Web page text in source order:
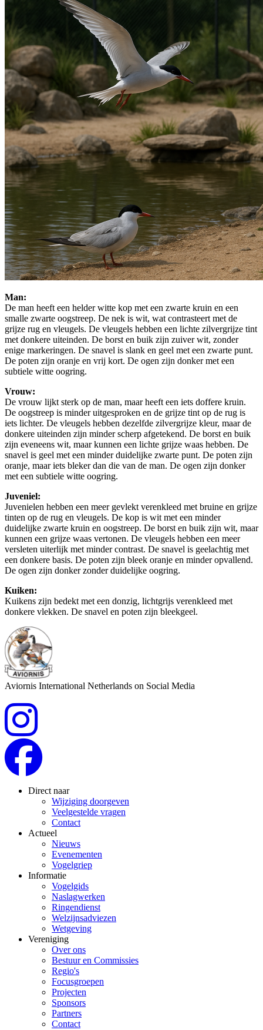
Man:
De man heeft een helder witte kop met een zwarte kruin en een
smalle zwarte oogstreep. De nek is wit, wat contrasteert met de
grijze rug en vleugels. De vleugels hebben een lichte zilvergrijze tint
met donkere uiteinden. De borst en buik zijn zuiver wit, zonder
enige markeringen. De snavel is slank en geel met een zwarte punt.
De poten zijn oranje en vrij kort. De ogen zijn donker met een
subtiele witte oogring.
Vrouw:
De vrouw lijkt sterk op de man, maar heeft een iets doffere kruin.
De oogstreep is minder uitgesproken en de grijze tint op de rug is
iets lichter. De vleugels hebben dezelfde zilvergrijze kleur, maar de
donkere uiteinden zijn minder scherp afgetekend. De borst en buik
zijn eveneens wit, maar kunnen een lichte grijze waas hebben. De
snavel is geel met een minder duidelijke zwarte punt. De poten zijn
oranje, maar iets bleker dan die van de man. De ogen zijn donker
met een subtiele witte oogring.
Juveniel:
Juvenielen hebben een meer gevlekt verenkleed met bruine en grijze
tinten op de rug en vleugels. De kop is wit met een minder
duidelijke zwarte kruin en oogstreep. De borst en buik zijn wit, maar
kunnen een grijze waas vertonen. De vleugels hebben een meer
versleten uiterlijk met minder contrast. De snavel is geelachtig met
een donkere basis. De poten zijn bleek oranje en minder opvallend.
De ogen zijn donker zonder duidelijke oogring.
Kuiken:
Kuikens zijn bedekt met een donzig, lichtgrijs verenkleed met
donkere vlekken. De snavel en poten zijn bleekgeel.
Aviornis International Netherlands on Social Media
Direct naar
Wijziging doorgeven
Veelgestelde vragen
Contact
Actueel
Nieuws
Evenementen
Vogelgriep
Informatie
Vogelgids
Naslagwerken
Ringendienst
Welzijnsadviezen
Wetgeving
Vereniging
Over ons
Bestuur en Commissies
Regio's
Focusgroepen
Projecten
Sponsors
Partners
Contact